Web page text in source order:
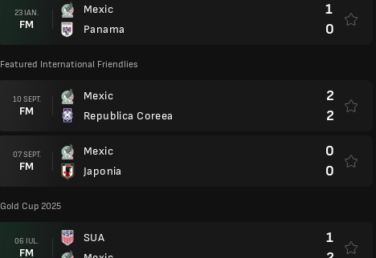
23 IAN.
FM
Mexic
Panama
1
0
Featured International Friendlies
10 SEPT.
FM
Mexic
Republica Coreea
2
2
07 SEPT.
FM
Mexic
Japonia
0
0
Gold Cup 2025
06 IUL.
FM
SUA
1